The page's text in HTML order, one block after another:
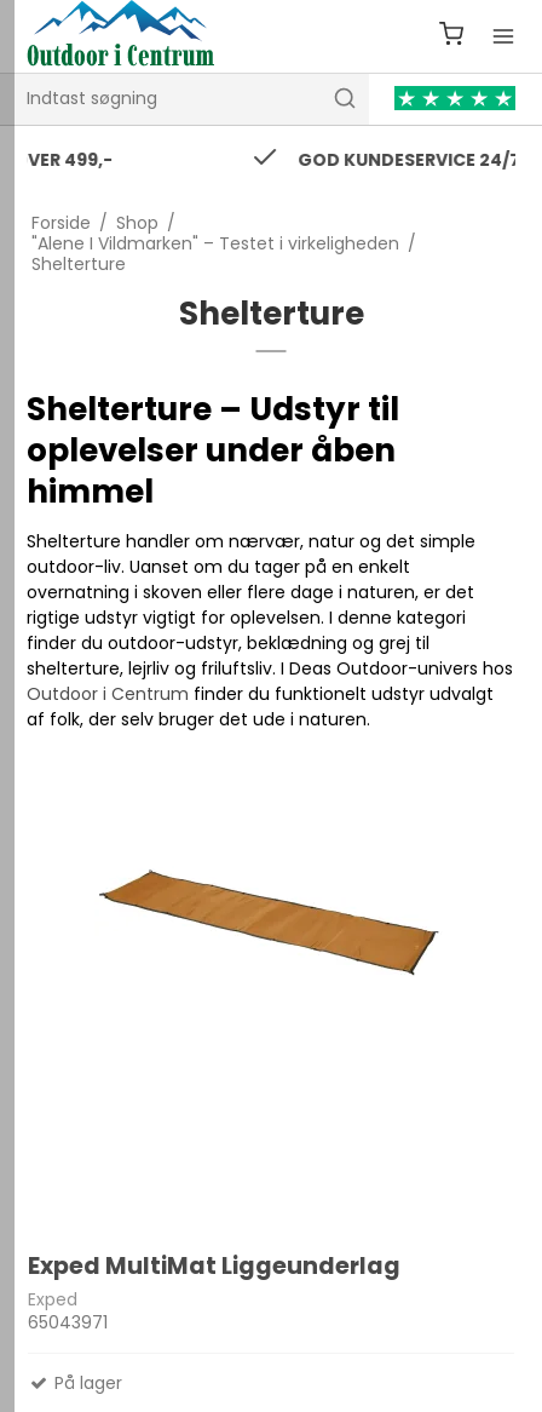
GOD KUNDESERVICE 24/7
Forside / Shop /
"Alene I Vildmarken" – Testet i virkeligheden /
Shelterture
Shelterture
Shelterture – Udstyr til
oplevelser under åben
himmel
Shelterture handler om nærvær, natur og det simple
outdoor-liv. Uanset om du tager på en enkelt
overnatning i skoven eller flere dage i naturen, er det
rigtige udstyr vigtigt for oplevelsen. I denne kategori
finder du outdoor-udstyr, beklædning og grej til
shelterture, lejrliv og friluftsliv. I Deas Outdoor-univers hos
Outdoor i Centrum finder du funktionelt udstyr udvalgt
af folk, der selv bruger det ude i naturen.
Exped MultiMat Liggeunderlag
Exped
65043971
På lager